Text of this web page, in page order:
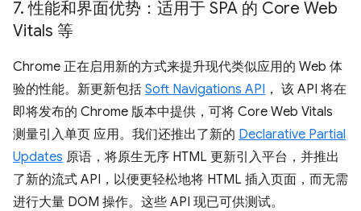
7. 性能和界面优势：适用于 SPA 的 Core Web
Vitals 等
Chrome 正在启用新的方式来提升现代类似应用的 Web 体
验的性能。新更新包括 Soft Navigations API ， 该 API 将在
即将发布的 Chrome 版本中提供，可将 Core Web Vitals
测量引入单页 应用。我们还推出了新的 Declarative Partial
Updates 原语，将原生无序 HTML 更新引入平台，并推出
了新的流式 API，以便更轻松地将 HTML 插入页面，而无需
进行大量 DOM 操作。这些 API 现已可供测试。